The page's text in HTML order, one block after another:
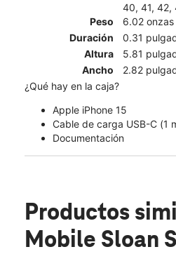
40, 41, 42,
Peso
6.02 onzas
Duración
0.31
Altura
5.81
Ancho
2.82
¿Qué hay en la caja?
Apple iPhone 15
Cable de carga USB-C (1
Documentación
Productos
Mobile Sloan